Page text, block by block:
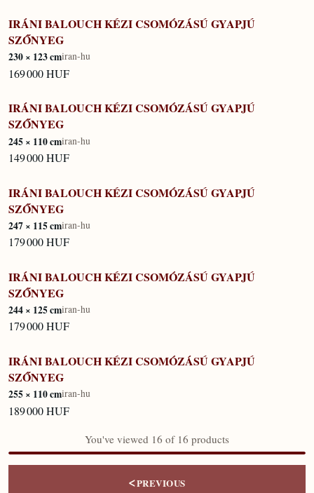
IN STOCK
IRÁNI BALOUCH KÉZI CSOMÓZÁSÚ GYAPJÚ
SZŐNYEG
230 × 123 cmiran-hu
169 000 HUF
IN STOCK
IRÁNI BALOUCH KÉZI CSOMÓZÁSÚ GYAPJÚ
SZŐNYEG
245 × 110 cmiran-hu
149 000 HUF
IN STOCK
IRÁNI BALOUCH KÉZI CSOMÓZÁSÚ GYAPJÚ
SZŐNYEG
247 × 115 cmiran-hu
179 000 HUF
IN STOCK
IRÁNI BALOUCH KÉZI CSOMÓZÁSÚ GYAPJÚ
SZŐNYEG
244 × 125 cmiran-hu
179 000 HUF
IN STOCK
IRÁNI BALOUCH KÉZI CSOMÓZÁSÚ GYAPJÚ
SZŐNYEG
255 × 110 cmiran-hu
189 000 HUF
You've viewed 16 of 16 products
<PREVIOUS